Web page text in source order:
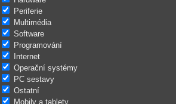
Periferie
Multimédia
Software
Programování
Internet
Operační systémy
PC sestavy
Ostatní
Mobily a tablety